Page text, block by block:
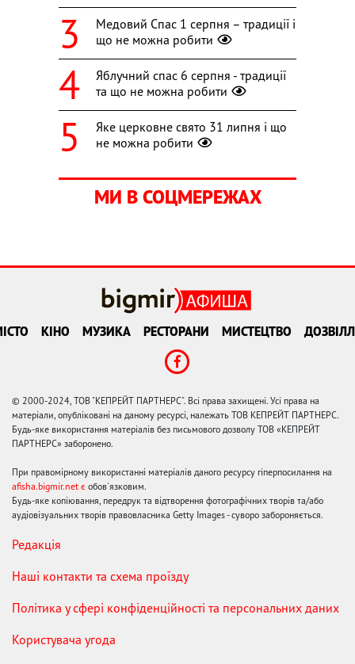
Медовий Спас 1 серпня – традиції і
що не можна робити
Яблучний спас 6 серпня - традиції
та що не можна робити
Яке церковне свято 31 липня і що
не можна робити
МИ В СОЦМЕРЕЖАХ
КІНО МУЗИКА РЕСТОРАНИ МИСТЕЦТВО
© 2000-2024, ТОВ "КЕПРЕЙТ ПАРТНЕРС". Всі права захищені. Усі права на
матеріали, опубліковані на даному ресурсі, належать ТОВ КЕПРЕЙТ ПАРТНЕРС.
Будь-яке використання матеріалів без письмового дозволу ТОВ «КЕПРЕЙТ
ПАРТНЕРС» заборонено.
При правомірному використанні матеріалів даного ресурсу гіперпосилання на
afisha.bigmir.net є обов'язковим.
Будь-яке копіювання, передрук та відтворення фотографічних творів та/або
аудіовізуальних творів правовласника Getty Images - суворо забороняється.
Редакція
Наші контакти та схема проїзду
Політика у сфері конфіденційності та персональних даних
Користувача угода